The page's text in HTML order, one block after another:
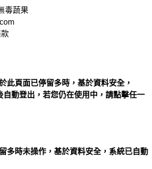
毒蔬果
此頁面已停留多時，基於資料安全，
自動登出，若您仍在使用中，請點擊任一
多時未操作，基於資料安全，系統已自動